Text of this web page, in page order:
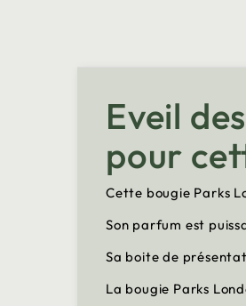
Eveil
pour
Cette bougie Parks
Son parfum est
Sa boite de
La bougie Parks